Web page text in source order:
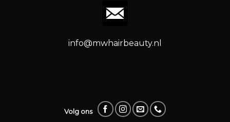
info@mwhairbeauty.nl
Volg ons